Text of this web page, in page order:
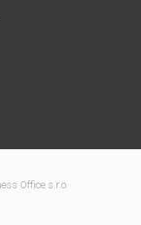
Office s.r.o.